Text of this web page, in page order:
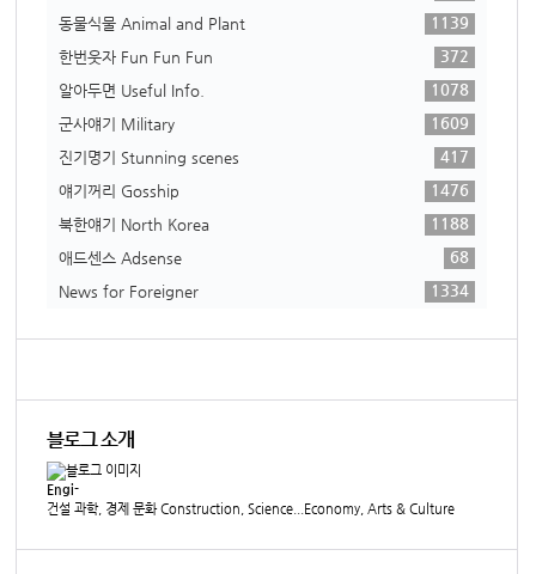
동물식물 Animal and Plant
1139
한번웃자 Fun Fun Fun
372
알아두면 Useful Info.
1078
군사얘기 Military
1609
진기명기 Stunning scenes
417
얘기꺼리 Gosship
1476
북한얘기 North Korea
1188
애드센스 Adsense
68
News for Foreigner
1334
블로그 소개
Engi-
건설 과학, 경제 문화 Construction, Science...Economy, Arts & Culture